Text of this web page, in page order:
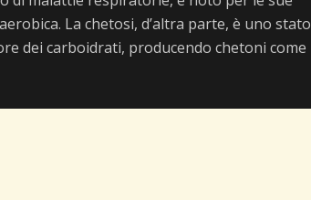
La chetosi, d’altra parte, è uno stato
dei carboidrati, producendo chetoni come